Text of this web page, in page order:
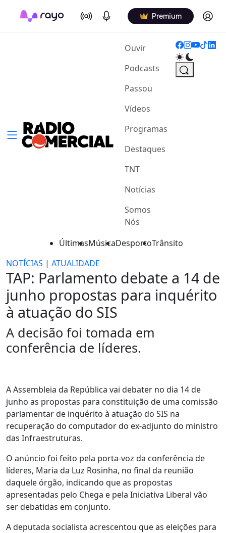
On Air Podcasts Premium Log in
Ouvir(current)
Podcasts
Passou
Vídeos
Programas
Destaques
TNT
Notícias
Somos
Nós
ÚltimasMúsicaDesportoTrânsito
NOTÍCIAS | ATUALIDADE
TAP: Parlamento debate a 14 de
junho propostas para inquérito
à atuação do SIS
A decisão foi tomada em
conferência de líderes.
A Assembleia da República vai debater no dia 14 de
junho as propostas para constituição de uma comissão
parlamentar de inquérito à atuação do SIS na
recuperação do computador do ex-adjunto do ministro
das Infraestruturas.
O anúncio foi feito pela porta-voz da conferência de
líderes, Maria da Luz Rosinha, no final da reunião
daquele órgão, indicando que as propostas
apresentadas pelo Chega e pela Iniciativa Liberal vão
ser debatidas em conjunto.
A deputada socialista acrescentou que as eleições para